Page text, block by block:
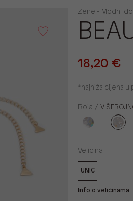
Žene - Modni
18,20 €
*najniža cijena
Boja /
Veličina
UNIC
Info o veličinama